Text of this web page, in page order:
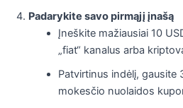
Padarykite savo pirmąjį įnašą
Įneškite mažiausiai 10
„fiat“ kanalus arba
Patvirtinus indėlį, gausite
mokesčio nuolaidos